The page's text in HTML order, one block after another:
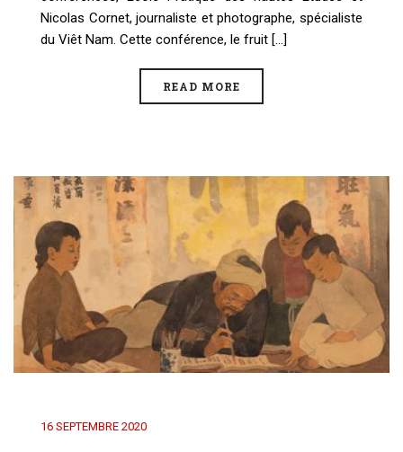
Nicolas Cornet, journaliste et photographe, spécialiste
du Viêt Nam. Cette conférence, le fruit [...]
READ MORE
16 SEPTEMBRE 2020